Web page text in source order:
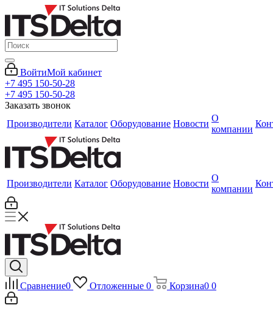
ВойтиМой кабинет
+7 495 150-50-28
+7 495 150-50-28
Заказать звонок
Производители Каталог Оборудование Новости
О
компании
Производители Каталог Оборудование Новости
О
компании
Сравнение0 Отложенные 0 Корзина0 0